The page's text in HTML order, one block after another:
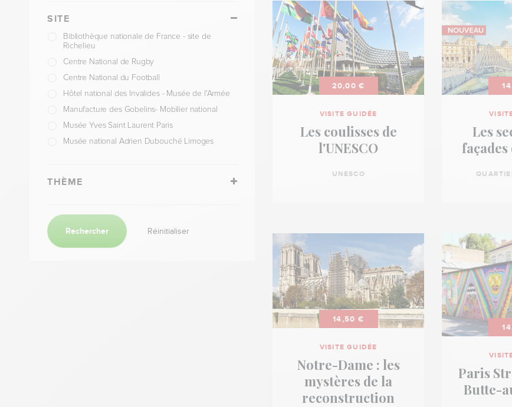
SITE
Bibliothèque nationale de France - site de
Richelieu
Centre National de Rugby
Centre National du Football
Hôtel national des Invalides - Musée de l'Armée
Manufacture des Gobelins- Mobilier national
Musée Yves Saint Laurent Paris
Musée national Adrien Dubouché Limoges
THÈME
Rechercher Réinitialiser
20,00 €
VISITE GUIDÉE
Les coulisses de
l'UNESCO
UNESCO
Les
14,50 €
VISITE GUIDÉE
Notre-Dame : les
mystères de la
reconstruction
Paris
Butte-